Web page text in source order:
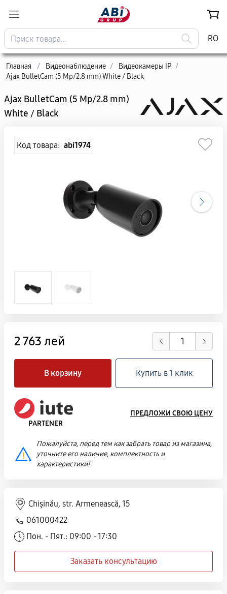
RO
Главная / Видеонаблюдение / Видеокамеры IP /
Ajax BulletCam (5 Mp/2.8 mm) White / Black
Ajax BulletCam (5 Mp/2.8 mm)
White / Black
Код товара: abi1974
2 763 лей
В корзину Купить в 1 клик
PARTENER
ПРЕДЛОЖИ СВОЮ ЦЕНУ
Пожалуйста, перед тем как забрать товар из магазина,
уточните его наличие, комплектность и
характеристики!
Chișinău, str. Armenească, 15
061000422
Пон. - Пят.: 09:00 - 17:30
Заказать консультацию